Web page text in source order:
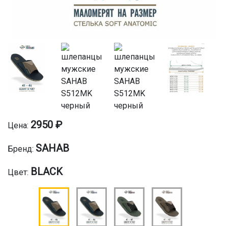
Цена: 2950 ₽
Бренд: SAHAB
Цвет: BLACK